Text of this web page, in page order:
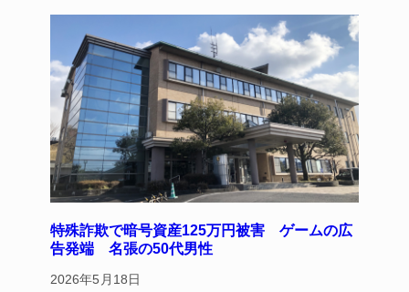
特殊詐欺で暗号資産125万円被害 ゲームの広
告発端 名張の50代男性
2026年5月18日